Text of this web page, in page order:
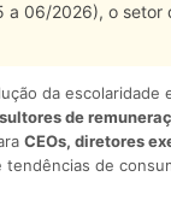
a 06/2026), o setor
da escolaridade
de
CEOs, diretores
de